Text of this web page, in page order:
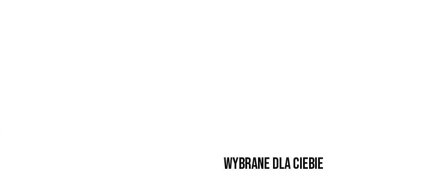
Wybrane dla Ciebie